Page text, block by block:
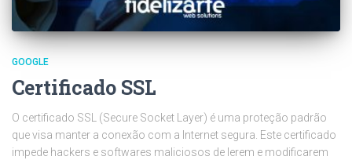
GOOGLE
Certificado SSL
O certificado SSL (Secure Socket Layer) é uma proteção padrão
que visa manter a conexão com a Internet segura. Este certificado
impede hackers e softwares maliciosos de lerem e modificarem